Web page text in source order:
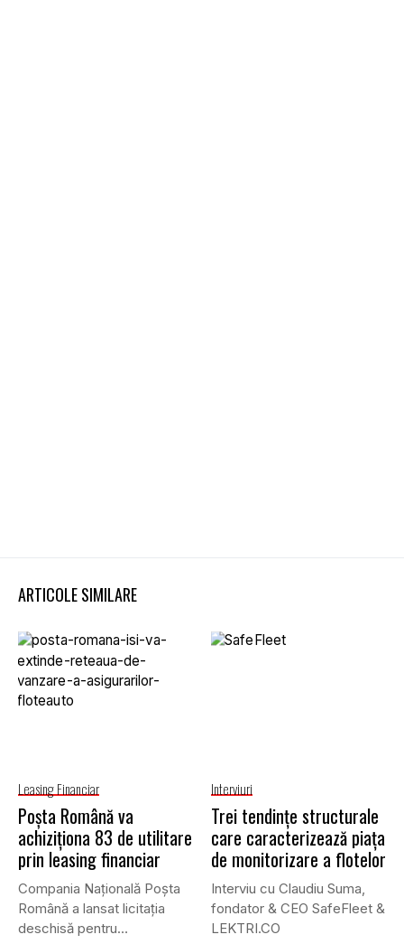
ARTICOLE SIMILARE
Leasing Financiar
Poșta Română va
achiziționa 83 de utilitare
prin leasing financiar
Compania Națională Poșta
Română a lansat licitația
deschisă pentru
Interviuri
Trei tendințe structurale
care caracterizează piața
de monitorizare a flotelor
Interviu cu Claudiu Suma,
fondator & CEO SafeFleet &
LEKTRI.CO